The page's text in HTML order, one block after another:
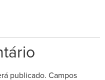
publicado. Campos